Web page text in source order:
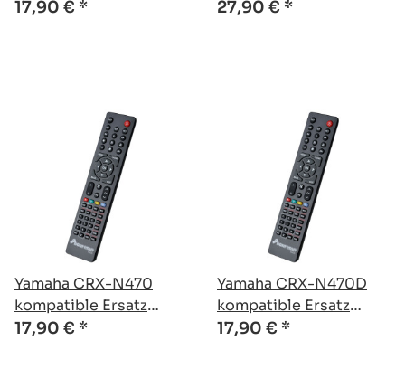
Fernbedienung
17,90 € * Fernbedienung
27,90 € *
Yamaha CRX-N470
kompatible Ersatz
Fernbedienung
17,90 € *
Yamaha CRX-N470D
kompatible Ersatz
Fernbedienung
17,90 € *